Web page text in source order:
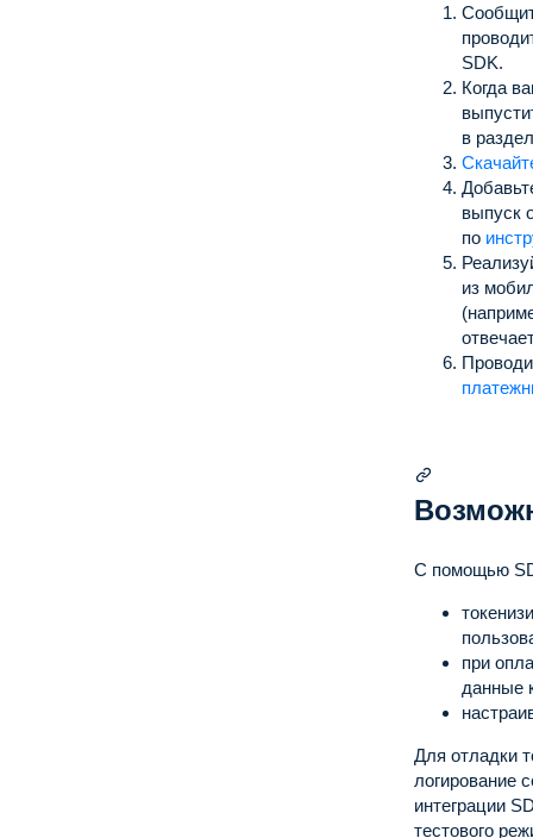
SDK.
Когда
в
выпуск
по
из
С помощью
при
данные
Для отладки
логирование
интеграции
тестового